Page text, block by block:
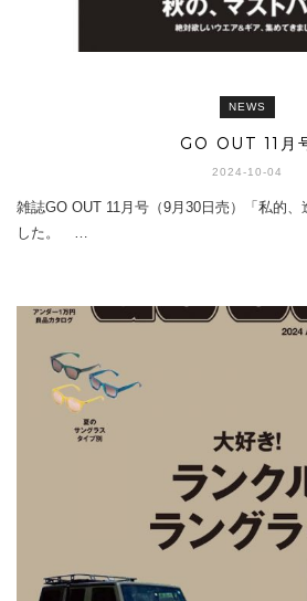
NEWS
GO OUT 11月
2024-10-04
雑誌GO OUT 11月号（9月30日売）「私的、
した。 …